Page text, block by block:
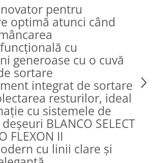
pentru
optimă atunci când
cu
generoase cu o cuvă
sortare
integrat de sortare
resturilor, ideal
cu sistemele de
BLANCO SELECT
FLEXON II
cu linii clare și